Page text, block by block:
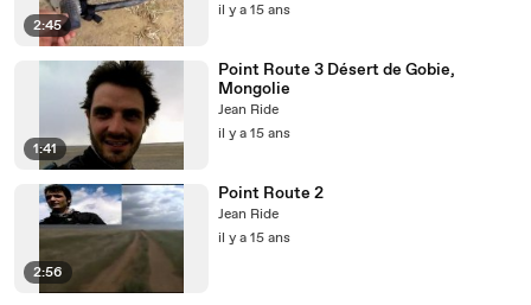
2:45
il y a 15 ans
1:41
Point Route 3 Désert de Gobie,
Mongolie
Jean Ride
il y a 15 ans
2:56
Point Route 2
Jean Ride
il y a 15 ans